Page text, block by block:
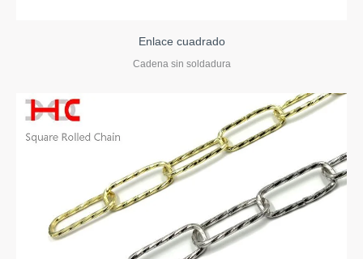
Enlace cuadrado
Cadena sin soldadura